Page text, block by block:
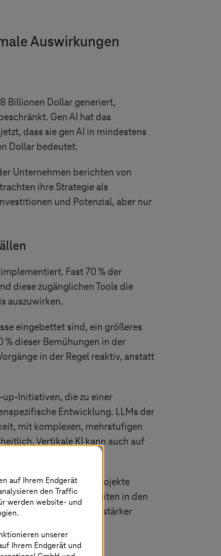
Auswirkungen
Billionen Dollar generiert,
Gen AI hat das
dass sie gen AI in mindestens
Dollar bedeutet.
Unternehmen berichten von
ihre Strategie als
und Potenzial, aber nur
Fast 70 % der
diese zugänglichen Tools die
auszuwirken.
eingebettet sind, ein größeres
dieser Bemühungen in der
in der Regel reaktiv, anstatt
Initiativen, die zu einer
Entwicklung. LLMs der
mit komplexen, mehrstufigen
Vertikale KI kann auch auf
umfassende Pilotprojekte
wesentliche Fähigkeiten in den
Grundstein für eine stärker
auf Ihrem Endgerät
den Traffic
werden website- und
unserer
Ihrem Endgerät und